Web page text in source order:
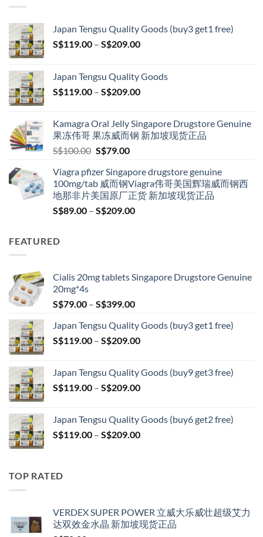
Japan Tengsu Quality Goods (buy3 get1 free)
S$119.00 – S$209.00Price
through
S$209.00
Japan Tengsu Quality Goods
S$119.00 – S$209.00Price
through
S$209.00
Kamagra Oral Jelly Singapore Drugstore Genuine
果冻伟哥 果冻威而钢 新加坡现货正品
S$100.00 Original
was:
S$100.00.
S$79.00Current
is:
S$79.00.
Viagra pfizer Singapore drugstore genuine
100mg/tab 威而钢Viagra伟哥美国辉瑞威而钢西
地那非片美国原厂正货 新加坡现货正品
S$89.00 – S$209.00Price
FEATURED
Cialis 20mg tablets Singapore Drugstore Genuine
20mg*4s
S$79.00 – S$399.00Price
S$79.00
through
Japan Tengsu Quality Goods (buy3 get1 free)
S$119.00 – S$209.00Price
through
S$209.00
Japan Tengsu Quality Goods (buy9 get3 free)
S$119.00 – S$209.00Price
through
S$209.00
Japan Tengsu Quality Goods (buy6 get2 free)
S$119.00 – S$209.00Price
TOP RATED
VERDEX SUPER POWER 立威大乐威壮超级艾力
达双效金水晶 新加坡现货正品